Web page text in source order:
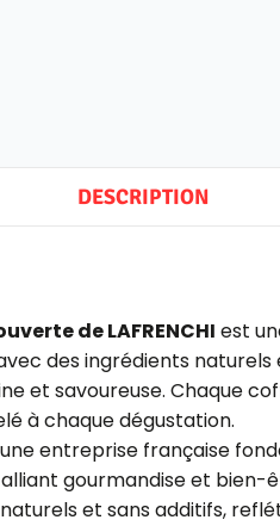
DESCRIPTION
de LAFRENCHI est
des ingrédients
et savoureuse. Chaque
à chaque dégustation.
entreprise française
gourmandise et bien-
et sans additifs,